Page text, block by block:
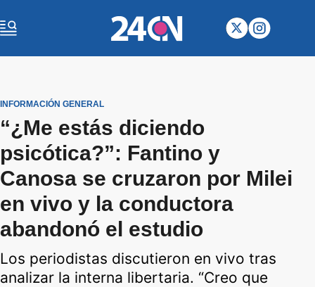
INFORMACIÓN GENERAL
“¿Me estás diciendo
psicótica?”: Fantino y
Canosa se cruzaron por Milei
en vivo y la conductora
abandonó el estudio
Los periodistas discutieron en vivo tras
analizar la interna libertaria. “Creo que